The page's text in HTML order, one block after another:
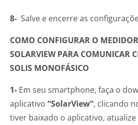
8- Salve e encerre as
COMO CONFIGURAR O
SOLARVIEW PARA COMUNICAR
SOLIS MONOFÁSICO
1- Em seu smartphone, faça o
aplicativo “SolarView”, clicando
tiver baixado o aplicativo,